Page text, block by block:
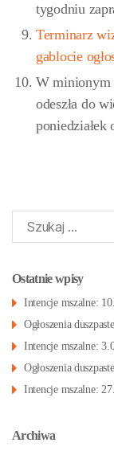
tygodniu
Terminarz
gablocie
W minionym
odeszła do
Szukaj:
Ostatnie wpisy
Intencje mszalne:
Ogłoszenia
Intencje mszalne:
Ogłoszenia
Intencje mszalne:
Archiwa